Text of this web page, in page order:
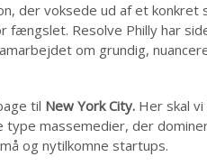
der voksede ud af et
Resolve Philly har
om grundig,
til New York City. Her skal
type massemedier, der
og nytilkomne startups.